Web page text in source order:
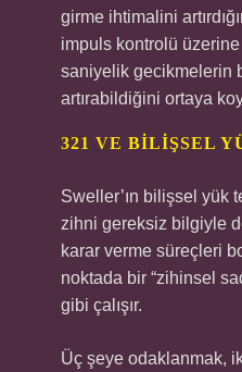
girme ihtimalini
impuls kontrolü üzerine
saniyelik gecikmelerin
artırabildiğini ortaya
321 VE BILIŞSEL
Sweller’ın bilişsel yük
zihni gereksiz bilgiyle
karar verme süreçleri
noktada bir “zihinsel
gibi çalışır.
Üç şeye odaklanmak,